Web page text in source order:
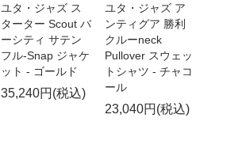
ユタ・ジャズ ス
ターター Scout バ
ーシティ サテン
フル-Snap ジャケ
ット - ゴールド
35,240円(税込)
ユタ・ジャズ ア
ンティグア 勝利
クルーneck
Pullover スウェッ
トシャツ - チャコ
ール
23,040円(税込)